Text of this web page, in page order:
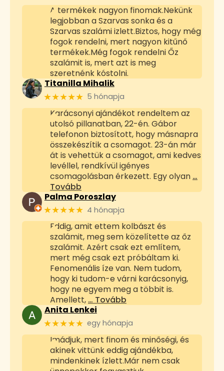
A termékek nagyon finomak.Nekünk
legjobban a Szarvas sonka és a
Szarvas szalámi izlett.Biztos, hogy még
fogok rendelni, mert nagyon kitűnő
termékek.Még fogok rendelni Őz
szalámit is, mert azt is meg
szeretnénk kóstolni.
Titanilla Mihalik
★★★★★ 5 hónapja
Karácsonyi ajándékot rendeltem az
utolsó pillanatban, 22-én. Gábor
telefonon biztosított, hogy másnapra
összekészítik a csomagot. 23-án már
át is vehettük a csomagot, ami kedves
levéllel, rendkívül igényes
csomagolásban érkezett. Egy olyan …
Tovább
Palma Poroszlay
★★★★★ 4 hónapja
Eddig, amit ettem kolbászt és
szalámit, meg sem közelítette az őz
szalámit. Azért csak ezt említem,
mert még csak ezt próbáltam ki.
Fenomenális íze van. Nem tudom,
hogy ki tudom-e várni karácsonyig,
hogy ne egyem meg a többit is.
Amellett, … Tovább
Anita Lenkei
★★★★★ egy hónapja
Imádjuk, mert finom és minőségi, és
akinek vittünk eddig ajándékba,
mindenkinek ízlett.Már nem csak